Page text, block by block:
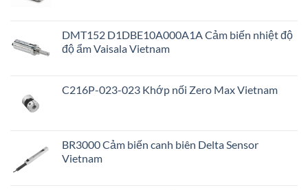
DMT152 D1DBE10A000A1A Cảm biến nhiệt độ
độ ẩm Vaisala Vietnam
C216P-023-023 Khớp nối Zero Max Vietnam
BR3000 Cảm biến canh biên Delta Sensor
Vietnam